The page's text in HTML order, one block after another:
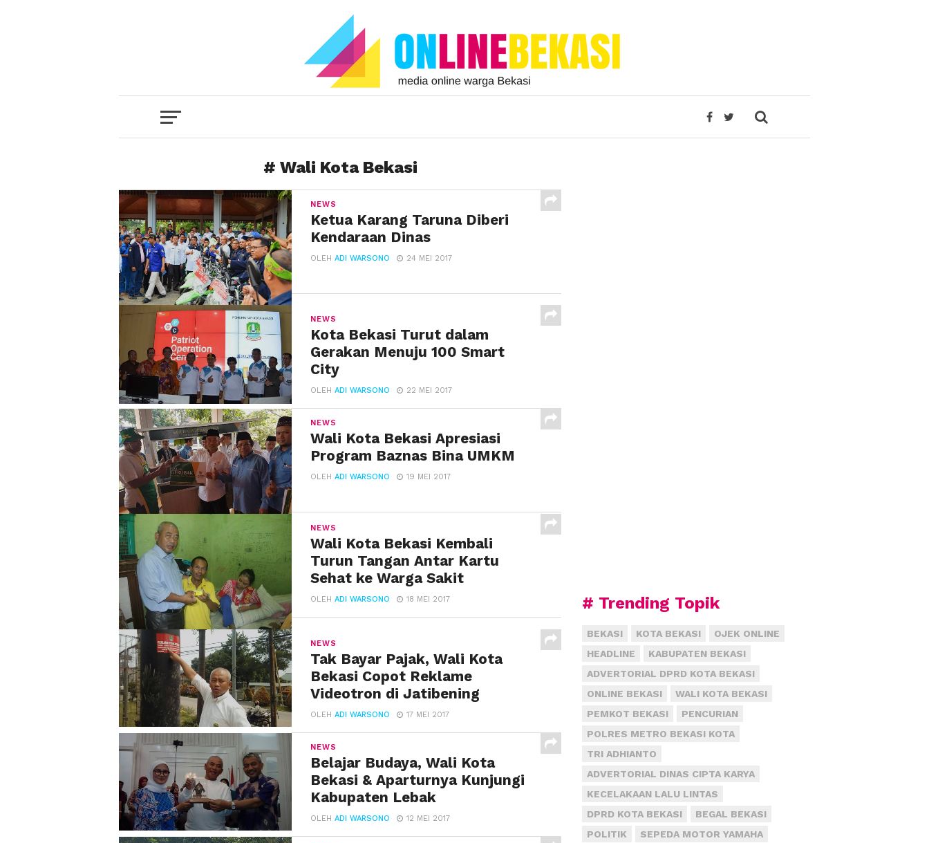
# Wali Kota Bekasi
NEWS
Ketua Karang Taruna Diberi
Kendaraan Dinas
OLEHADI WARSONO 24 MEI 2017
NEWS
Kota Bekasi Turut dalam
Gerakan Menuju 100 Smart
City
OLEHADI WARSONO 22 MEI 2017
NEWS
Wali Kota Bekasi Apresiasi
Program Baznas Bina UMKM
OLEHADI WARSONO 19 MEI 2017
NEWS
Wali Kota Bekasi Kembali
Turun Tangan Antar Kartu
Sehat ke Warga Sakit
OLEHADI WARSONO 18 MEI 2017
NEWS
Tak Bayar Pajak, Wali Kota
Bekasi Copot Reklame
Videotron di Jatibening
OLEHADI WARSONO 17 MEI 2017
NEWS
Belajar Budaya, Wali Kota
Bekasi & Aparturnya Kunjungi
Kabupaten Lebak
OLEHADI WARSONO 12 MEI 2017
# Trending Topik
BEKASI KOTA BEKASI
OJEK ONLINE
HEADLINE
KABUPATEN BEKASI
ADVERTORIAL DPRD KOTA BEKASI
ONLINE BEKASI
WALI KOTA BEKASI
PEMKOT BEKASI
PENCURIAN
POLRES METRO BEKASI KOTA
TRI ADHIANTO
ADVERTORIAL DINAS CIPTA KARYA
KECELAKAAN LALU LINTAS
DPRD KOTA BEKASI
BEGAL BEKASI
POLITIK
SEPEDA MOTOR YAMAHA